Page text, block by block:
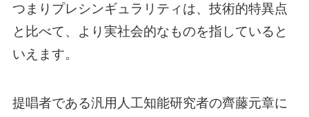
つまりプレシンギュラリティは、技術的特異点
と比べて、より実社会的なものを指していると
いえます。
提唱者である汎用人工知能研究者の齊藤元章に